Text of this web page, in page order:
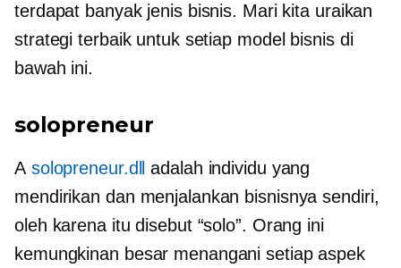
terdapat banyak jenis bisnis. Mari kita uraikan
strategi terbaik untuk setiap model bisnis di
bawah ini.
solopreneur
A solopreneur.dll
adalah individu yang
mendirikan dan menjalankan bisnisnya sendiri,
oleh karena itu disebut “solo”. Orang ini
kemungkinan besar menangani setiap aspek